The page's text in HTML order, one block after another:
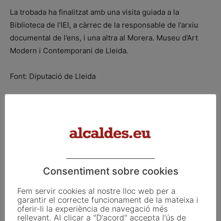
La trobada ha finalitzat amb una visita guiada a la
Biblioteca de l’IEI, a càrrec de la responsable de l’arxiu
documental de l’ens, i una altra al Morera. Museu d’Art
Modern i Contemporani de Lleida.
Font: Diputació de Lleida
mobilitat sostenible Noemí Llauradó
Facebook X Linkedin
Consentiment sobre cookies
Fem servir cookies al nostre lloc web per a
garantir el correcte funcionament de la mateixa i
oferir-li la experiència de navegació més
rellevant. Al clicar a "D'acord" accepta l'ús de